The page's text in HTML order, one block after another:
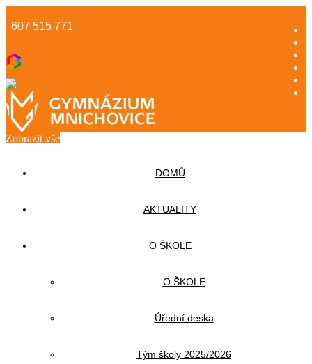
607 515 771
Zobrazit vše
DOMŮ
AKTUALITY
O ŠKOLE
O ŠKOLE
Úřední deska
Tým školy 2025/2026